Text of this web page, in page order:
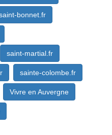
bonnet.fr
saint-martial.fr
sainte-colombe.fr
Vivre en Auvergne